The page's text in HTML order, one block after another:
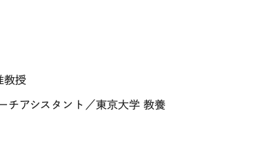
教授
チアシスタント／東京大学 教養